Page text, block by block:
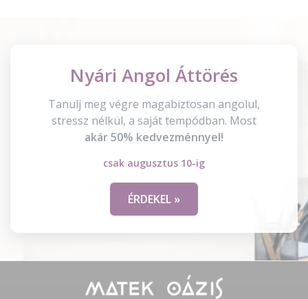
Nyári Angol Áttörés
Tanulj meg végre magabiztosan angolul,
stressz nélkül, a saját tempódban. Most
akár 50% kedvezménnyel!
csak augusztus 10-ig
ÉRDEKEL »